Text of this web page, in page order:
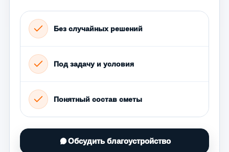
Без случайных решений
Под задачу и условия
Понятный состав сметы
Обсудить благоустройство